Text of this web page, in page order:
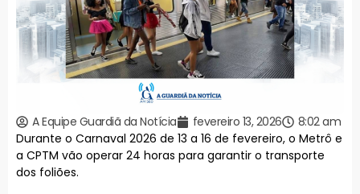
A Equipe Guardiã da Notícia fevereiro 13, 2026
8:02 am
Durante o Carnaval 2026 de 13 a 16 de fevereiro, o Metrô e
a CPTM vão operar 24 horas para garantir o transporte
dos foliões.